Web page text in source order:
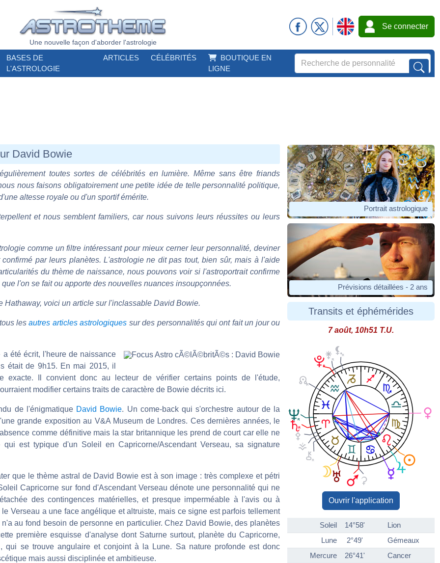
Une nouvelle façon d'aborder l'astrologie
Se connecter
BASES DE
L'ASTROLOGIE
ARTICLES CÉLÉBRITÉS
BOUTIQUE EN
LIGNE
David Bowie
toutes sortes de célébrités en lumière. Même sans être friands
nous faisons obligatoirement une petite idée de telle personnalité politique,
altesse royale ou d'un sportif émérite.
et nous semblent familiers, car nous suivons leurs réussites ou leurs
comme un filtre intéressant pour mieux cerner leur personnalité, deviner
par leurs planètes. L'astrologie ne dit pas tout, bien sûr, mais à l'aide
du thème de naissance, nous pouvons voir si l'astroportrait confirme
l'on se fait ou apporte des nouvelles nuances insoupçonnées.
Hathaway, voici un article sur l'inclassable David Bowie.
lesautres articles astrologiques sur des personnalités qui ont fait un jour ou
été écrit, l'heure de naissance
était de 9h15. En mai 2015, il
exacte. Il convient donc au lecteur de vérifier certains points de l'étude,
modifier certains traits de caractère de Bowie décrits ici.
de l'énigmatique David Bowie. Un come-back qui s'orchestre autour de la
grande exposition au V&A Museum de Londres. Ces dernières années, le
comme définitive mais la star britannique les prend de court car elle ne
est typique d'un Soleil en Capricorne/Ascendant Verseau, sa signature
que le thème astral de David Bowie est à son image : très complexe et pétri
Capricorne sur fond d'Ascendant Verseau dénote une personnalité qui ne
des contingences matérielles, et presque imperméable à l'avis ou à
Verseau a une face angélique et altruiste, mais ce signe est parfois tellement
au fond besoin de personne en particulier. Chez David Bowie, des planètes
première esquisse d'analyse dont Saturne surtout, planète du Capricorne,
qui se trouve angulaire et conjoint à la Lune. Sa nature profonde est donc
mais aussi disciplinée et ambitieuse.
Portrait astrologique
Prévisions détaillées - 2 ans
Transits et éphémérides
7 août, 10h51 T.U.
Ouvrir l'application
Soleil 14°58'
Lion
Lune
2°49'
Gémeaux
Mercure
26°41'
Cancer